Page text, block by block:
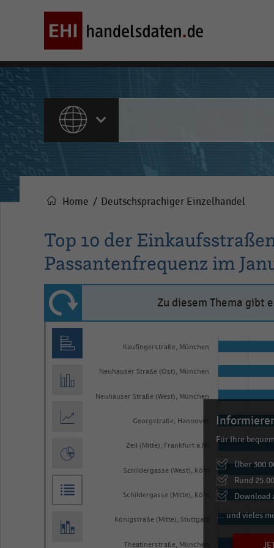
ALLE INHALTE
Pfadnavigation
Home Deutschsprachiger Einzelhandel
Top 10 der
Passantenfrequenz im
Zu diesem Thema gibt
10
Kaufingerstraße, München
Neuhauser Straße (Ost), München
Neuhauser Straße (West), München
Georgstraße, Hannover
Zeil (Mitte), Frankfurt a.M.
Schildergasse (West), Köln
Schildergasse (Mitte), Köln
Königstraße (Mitte), Stuttgart
Theatinerstraße, München
Für Ihre
Über
Rund
Download
… und vieles